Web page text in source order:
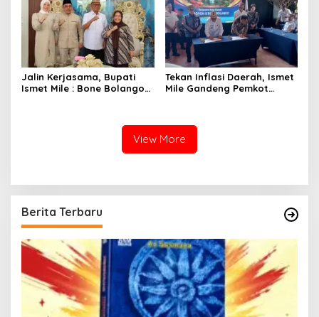
Jalin Kerjasama, Bupati
Ismet Mile : Bone Bolango
Tekan Inflasi Daerah, Ismet
Mile Gandeng Pemkot
View More
Berita Terbaru